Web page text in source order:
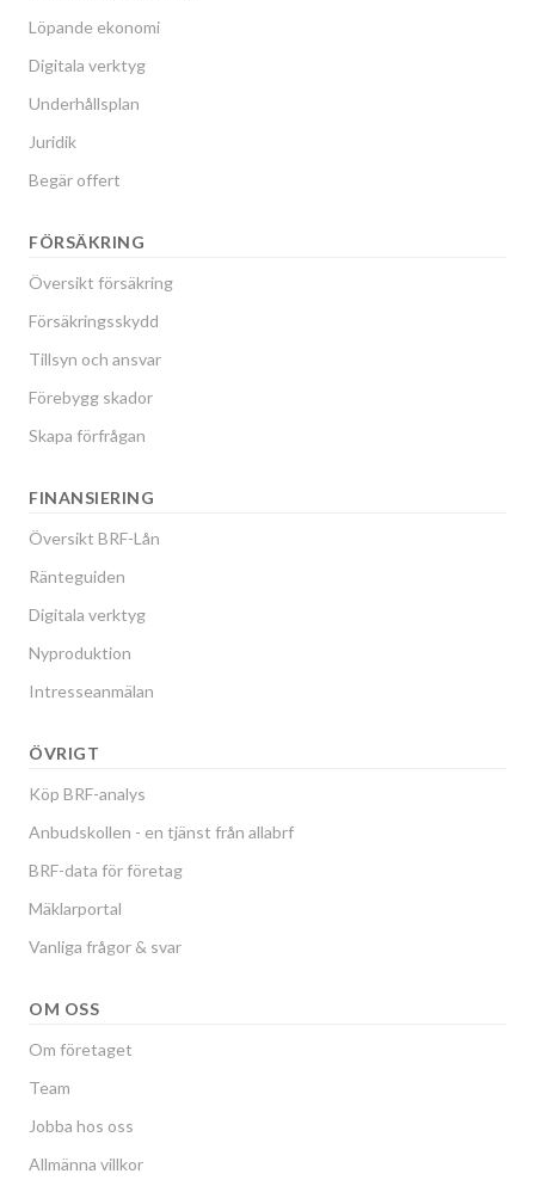
Löpande ekonomi
Digitala verktyg
Underhållsplan
Juridik
Begär offert
FÖRSÄKRING
Översikt försäkring
Försäkringsskydd
Tillsyn och ansvar
Förebygg skador
Skapa förfrågan
FINANSIERING
Översikt BRF-Lån
Ränteguiden
Digitala verktyg
Nyproduktion
Intresseanmälan
ÖVRIGT
Köp BRF-analys
Anbudskollen - en tjänst från allabrf
BRF-data för företag
Mäklarportal
Vanliga frågor & svar
OM OSS
Om företaget
Team
Jobba hos oss
Allmänna villkor